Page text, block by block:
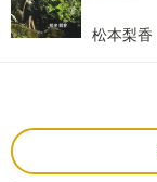
松本梨香